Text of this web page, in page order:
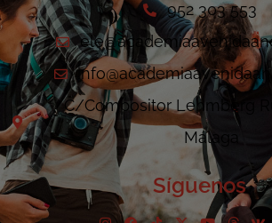
952 303 553
C/Compositor Lehmberg
Málaga
Síguenos